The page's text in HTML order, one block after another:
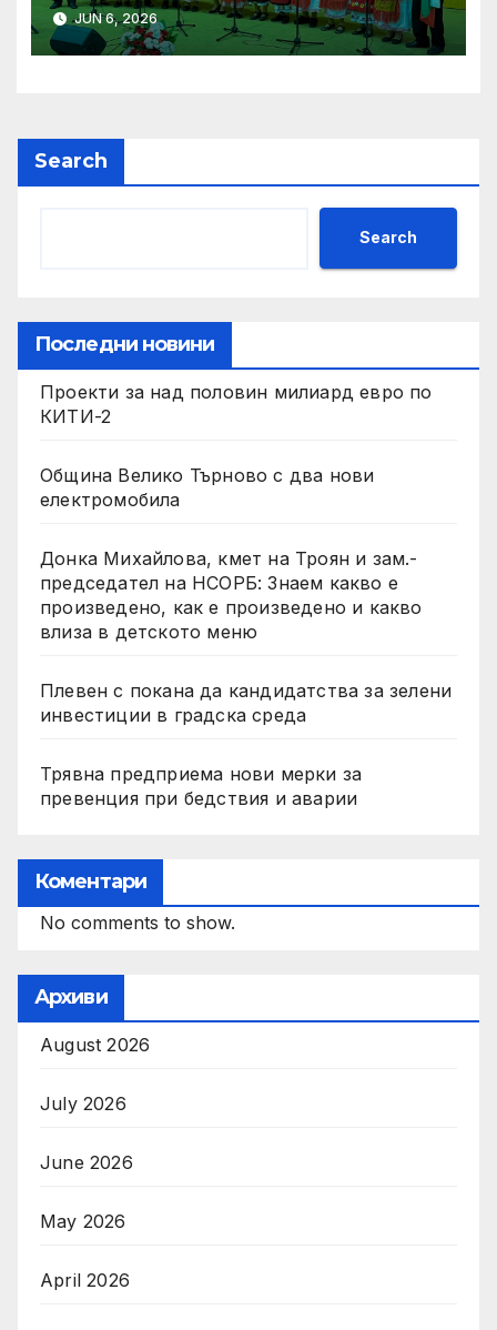
алианс за космическа
слънчева енергия
JUN 6, 2026
Search
Search
Последни новини
Проекти за над половин милиард евро по
КИТИ-2
Община Велико Търново с два нови
електромобила
Донка Михайлова, кмет на Троян и зам.-
председател на НСОРБ: Знаем какво е
произведено, как е произведено и какво
влиза в детското меню
Плевен с покана да кандидатства за зелени
инвестиции в градска среда
Трявна предприема нови мерки за
превенция при бедствия и аварии
Коментари
No comments to show.
Архиви
August 2026
July 2026
June 2026
May 2026
April 2026